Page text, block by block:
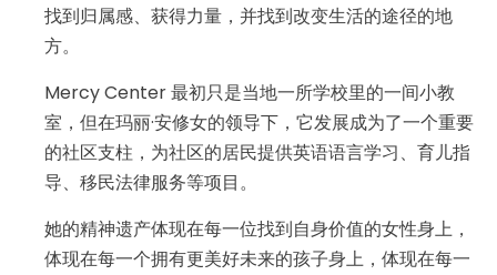
找到归属感、获得力量，并找到改变生活的途径的地
方。
Mercy Center 最初只是当地一所学校里的一间小教
室，但在玛丽·安修女的领导下，它发展成为了一个重要
的社区支柱，为社区的居民提供英语语言学习、育儿指
导、移民法律服务等项目。
她的精神遗产体现在每一位找到自身价值的女性身上，
体现在每一个拥有更美好未来的孩子身上，体现在每一